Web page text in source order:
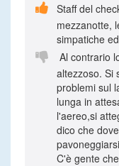
 Staff del
mezzanotte,
simpatiche

Al contrario
altezzoso. Si
problemi sul
lunga in
l'aereo,si
dico che
C'è gente